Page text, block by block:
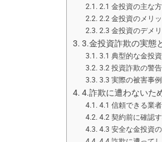
2.1 金投資の主な
2.2 金投資のメリッ
2.3 金投資のデメ
3.金投資詐欺の実態
3.1 典型的な金投
3.2 投資詐欺の警
3.3 実際の被害事例
4.詐欺に遭わないた
4.1 信頼できる業
4.2 契約前に確認
4.3 安全な金投資